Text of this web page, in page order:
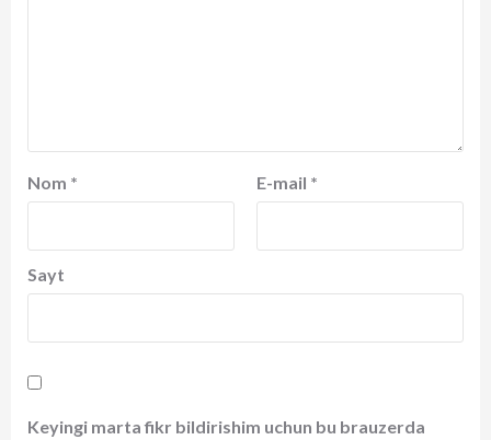
Nom * E-mail *
Sayt
Keyingi marta fikr bildirishim uchun bu brauzerda